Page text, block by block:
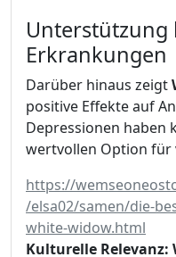
Unterstützung
Erkrankungen
Darüber hinaus zeigt
positive Effekte auf
Depressionen haben
wertvollen Option für
https://
/elsa02/samen/die-
white-widow.html
Kulturelle Relevanz: